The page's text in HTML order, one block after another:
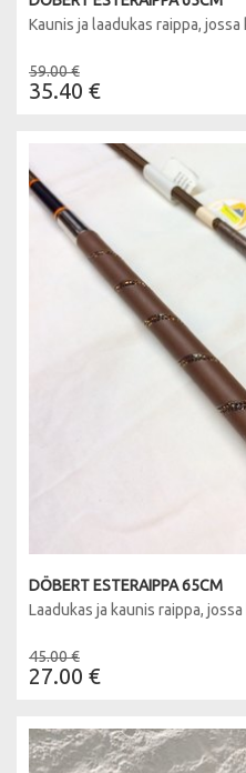
Kaunis ja laadukas raippa,
59.00 €
35.40 €
DÖBERT ESTERAIPPA 65CM
Laadukas ja kaunis raippa,
45.00 €
27.00 €